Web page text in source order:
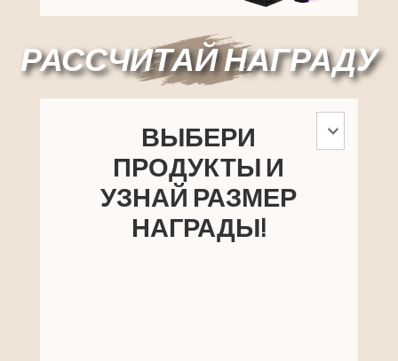
РАССЧИТАЙ НАГРАДУ
ВЫБЕРИ
ПРОДУКТЫ И
УЗНАЙ РАЗМЕР
НАГРАДЫ!